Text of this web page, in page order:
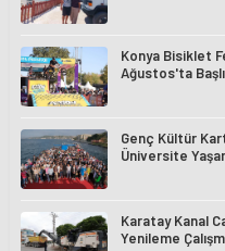
Konya Bisiklet
Ağustos'ta
Genç Kültür
Üniversite
Karatay Kanal
Yenileme